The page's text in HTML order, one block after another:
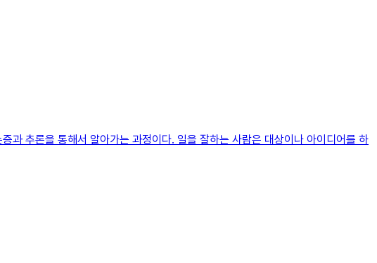
과 추론을 통해서 알아가는 과정이다. 일을 잘하는 사람은 대상이나 아이디어를 하